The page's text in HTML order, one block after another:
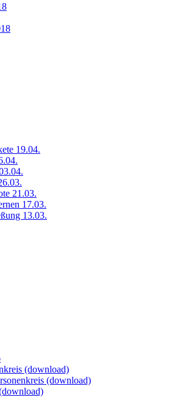
19.04.
21.03.
17.03.
13.03.
(download)
(download)